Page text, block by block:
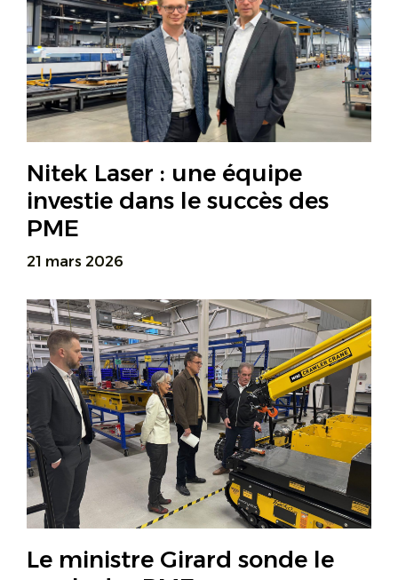
Nitek Laser : une équipe
investie dans le succès des
PME
21 mars 2026
Le ministre Girard sonde le